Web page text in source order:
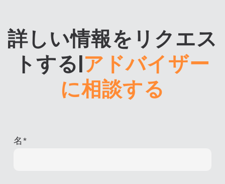
詳しい情報をリクエス
トする|アドバイザー
に相談する
名 *